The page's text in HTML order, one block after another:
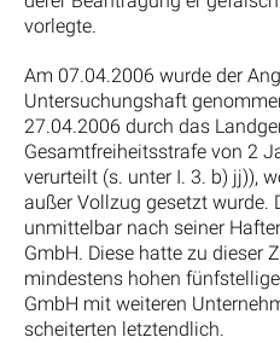
vorlegte.
Am 07.04.2006 wurde der
Untersuchungshaft
27.04.2006 durch das
Gesamtfreiheitsstrafe von 2
verurteilt (s. unter I. 3. b) jj)),
außer Vollzug gesetzt wurde.
unmittelbar nach seiner
GmbH. Diese hatte zu dieser
mindestens hohen
GmbH mit weiteren
scheiterten letztendlich.